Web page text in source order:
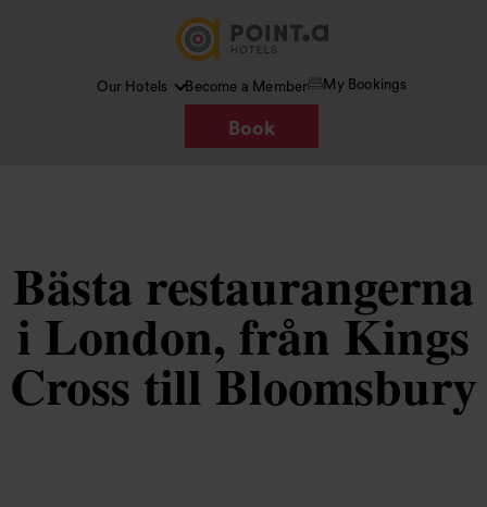
Our Hotels Become a Member My Bookings
Book
Bästa restaurangerna
i London, från Kings
Cross till Bloomsbury